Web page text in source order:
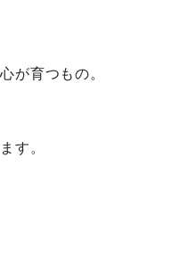
が育つもの。
す。